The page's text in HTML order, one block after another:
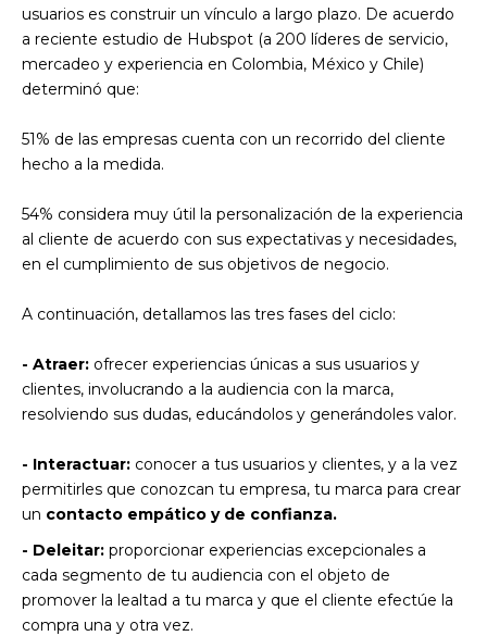
usuarios es construir un vínculo a largo plazo. De acuerdo
a reciente estudio de Hubspot (a 200 líderes de servicio,
mercadeo y experiencia en Colombia, México y Chile)
determinó que:
51% de las empresas cuenta con un recorrido del cliente
hecho a la medida.
54% considera muy útil la personalización de la experiencia
al cliente de acuerdo con sus expectativas y necesidades,
en el cumplimiento de sus objetivos de negocio.
A continuación, detallamos las tres fases del ciclo:
- Atraer: ofrecer experiencias únicas a sus usuarios y
clientes, involucrando a la audiencia con la marca,
resolviendo sus dudas, educándolos y generándoles valor.
- Interactuar: conocer a tus usuarios y clientes, y a la vez
permitirles que conozcan tu empresa, tu marca para crear
un contacto empático y de confianza.
- Deleitar: proporcionar experiencias excepcionales a
cada segmento de tu audiencia con el objeto de
promover la lealtad a tu marca y que el cliente efectúe la
compra una y otra vez.